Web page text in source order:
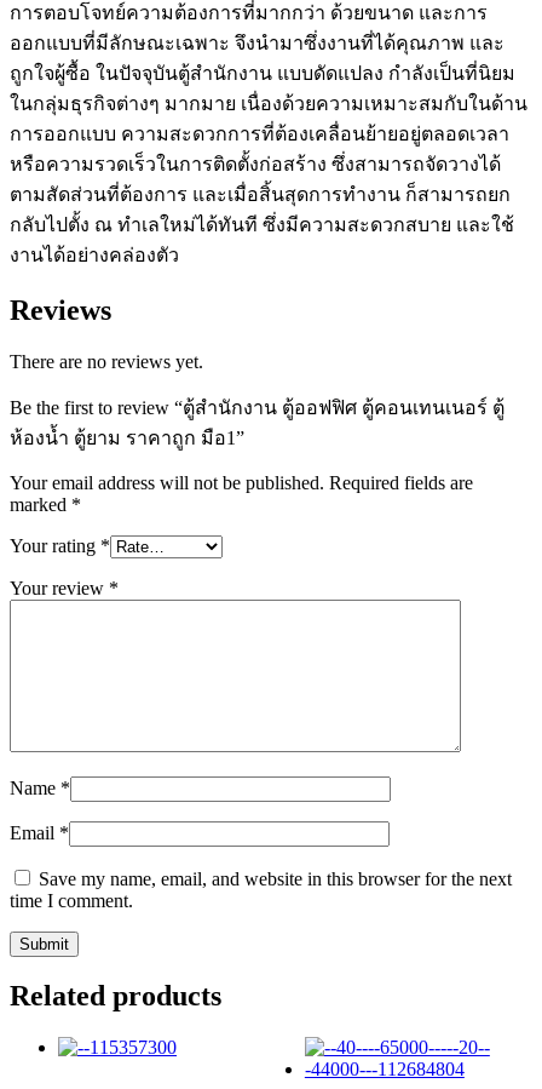
ตู้
ยาม
ราคา
ถูก
มือ1
quantity
การตอบโจทย์ความต้องการที่มากกว่า ด้วยขนาด และการ
ออกแบบที่มีลักษณะเฉพาะ จึงนำมาซึ่งงานที่ได้คุณภาพ และ
ถูกใจผู้ซื้อ ในปัจจุบันตู้สำนักงาน แบบดัดแปลง กำลังเป็นที่นิยม
ในกลุ่มธุรกิจต่างๆ มากมาย เนื่องด้วยความเหมาะสมกับในด้าน
การออกแบบ ความสะดวกการที่ต้องเคลื่อนย้ายอยู่ตลอดเวลา
หรือความรวดเร็วในการติดตั้งก่อสร้าง ซึ่งสามารถจัดวางได้
ตามสัดส่วนที่ต้องการ และเมื่อสิ้นสุดการทำงาน ก็สามารถยก
กลับไปตั้ง ณ ทำเลใหม่ได้ทันที ซึ่งมีความสะดวกสบาย และใช้
งานได้อย่างคล่องตัว
Reviews
There are no reviews yet.
Be the first to review “ตู้สำนักงาน ตู้ออฟฟิศ ตู้คอนเทนเนอร์ ตู้
ห้องน้ำ ตู้ยาม ราคาถูก มือ1”
Your email address will not be published. Required fields are
marked *
Your rating *
Your review *
Name *
Email *
Save my name, email, and website in this browser for the next
time I comment.
Related products